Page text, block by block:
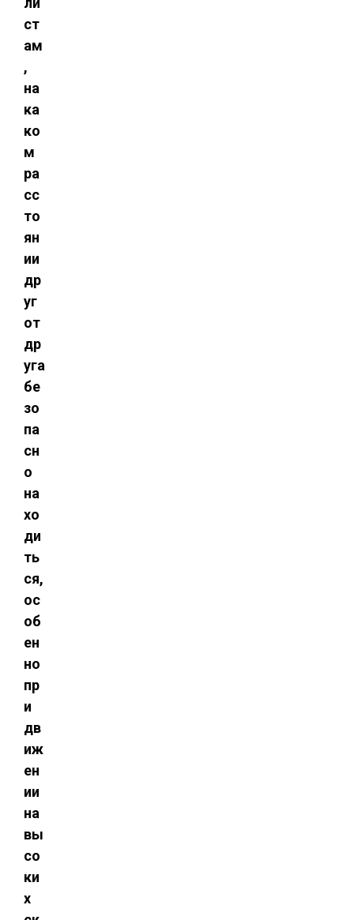
ст
ам
,
на
ка
ко
м
ра
сс
то
ян
ии
др
уг
от
др
уга
бе
зо
па
сн
о
на
хо
ди
ть
ся,
ос
об
ен
но
пр
и
дв
иж
ен
ии
на
вы
со
ки
х